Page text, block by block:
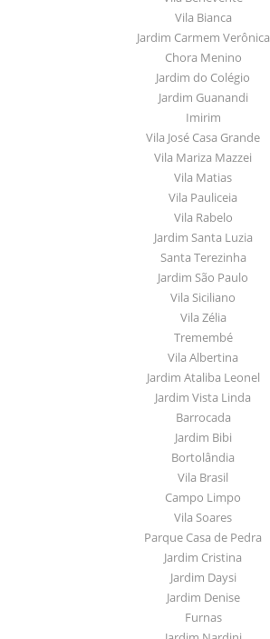
Vila Bianca
Jardim Carmem Verônica
Chora Menino
Jardim do Colégio
Jardim Guanandi
Imirim
Vila José Casa Grande
Vila Mariza Mazzei
Vila Matias
Vila Pauliceia
Vila Rabelo
Jardim Santa Luzia
Santa Terezinha
Jardim São Paulo
Vila Siciliano
Vila Zélia
Tremembé
Vila Albertina
Jardim Ataliba Leonel
Jardim Vista Linda
Barrocada
Jardim Bibi
Bortolândia
Vila Brasil
Campo Limpo
Vila Soares
Parque Casa de Pedra
Jardim Cristina
Jardim Daysi
Jardim Denise
Furnas